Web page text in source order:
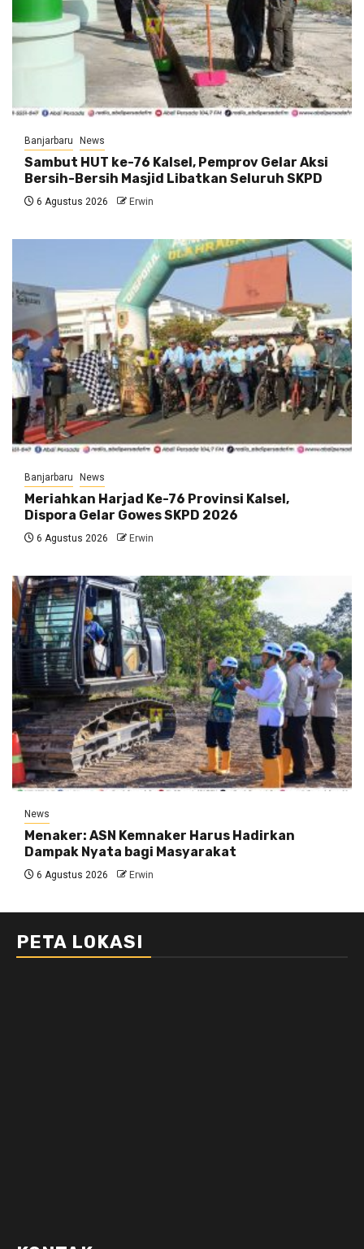
Banjarbaru News
Sambut HUT ke-76 Kalsel, Pemprov Gelar Aksi
Bersih-Bersih Masjid Libatkan Seluruh SKPD
6 Agustus 2026 Erwin
Banjarbaru News
Meriahkan Harjad Ke-76 Provinsi Kalsel,
Dispora Gelar Gowes SKPD 2026
6 Agustus 2026 Erwin
News
Menaker: ASN Kemnaker Harus Hadirkan
Dampak Nyata bagi Masyarakat
6 Agustus 2026 Erwin
PETA LOKASI